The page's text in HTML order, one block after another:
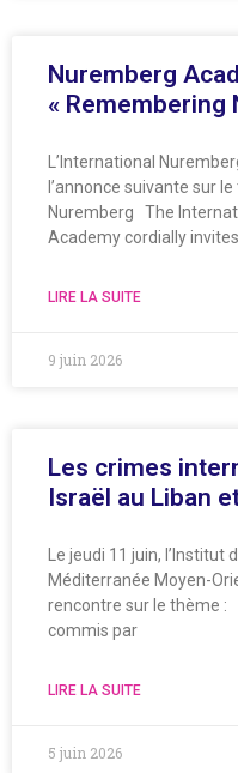
Nuremberg
« Remembering
L’International
l’annonce suivante sur
Nuremberg The
Academy cordially
LIRE LA SUITE
9 juin 2026
Les crimes
Israël au Liban
Le jeudi 11 juin, l’Institut
Méditerranée Moyen-
rencontre sur le thème :
commis par
LIRE LA SUITE
5 juin 2026